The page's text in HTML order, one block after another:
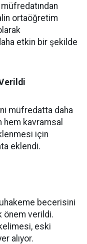
ortaöğretim
etkin bir şekilde
müfredatta daha
hem kavramsal
için
eklendi.
becerisini
önem verildi.
eski
alıyor.